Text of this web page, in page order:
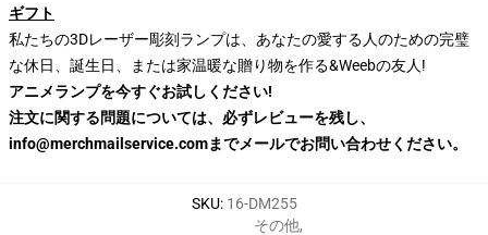
ギフト
私たちの3Dレーザー彫刻ランプは、あなたの愛する人のための完璧
な休日、誕生日、または家温暖な贈り物を作る&Weebの友人!
アニメランプを今すぐお試しください!
注文に関する問題については、必ずレビューを残し、
info@merchmailservice.comまでメールでお問い合わせください。
SKU: 16-DM255
その他,